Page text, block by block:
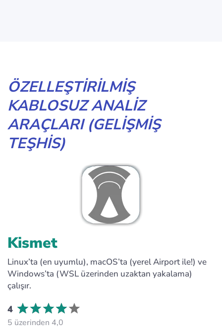
ÖZELLEŞTIRILMIŞ
KABLOSUZ ANALIZ
ARAÇLARI (GELIŞMIŞ
TEŞHIS)
Kismet
Linux’ta (en uyumlu), macOS’ta (yerel Airport ile!) ve
Windows’ta (WSL üzerinden uzaktan yakalama)
çalışır.
4
5 üzerinden 4,0